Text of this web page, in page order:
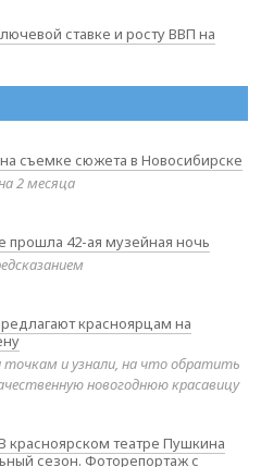
ставке и росту ВВП на
съемке сюжета в Новосибирске
2 месяца
прошла 42-ая музейная ночь
красноярцам на
точкам и узнали, на что обратить
новогоднюю красавицу
красноярском театре Пушкина
сезон. Фоторепортаж с